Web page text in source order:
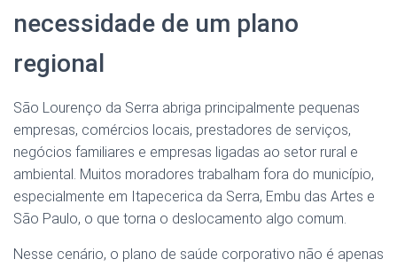
necessidade de um plano
regional
São Lourenço da Serra abriga principalmente pequenas
empresas, comércios locais, prestadores de serviços,
negócios familiares e empresas ligadas ao setor rural e
ambiental. Muitos moradores trabalham fora do município,
especialmente em Itapecerica da Serra, Embu das Artes e
São Paulo, o que torna o deslocamento algo comum.
Nesse cenário, o plano de saúde corporativo não é apenas